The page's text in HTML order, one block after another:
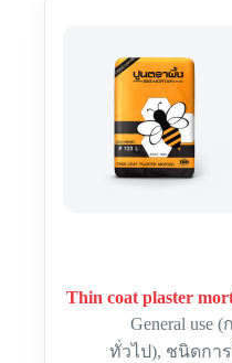
Thin coat plaster
General use
ทั่วไป), ชนิดกา